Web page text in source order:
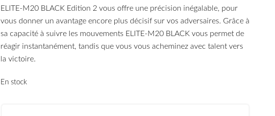
ELITE-M20 BLACK Edition 2 vous offre une précision inégalable, pour
vous donner un avantage encore plus décisif sur vos adversaires. Grâce à
sa capacité à suivre les mouvements ELITE-M20 BLACK vous permet de
réagir instantanément, tandis que vous vous acheminez avec talent vers
la victoire.
En stock